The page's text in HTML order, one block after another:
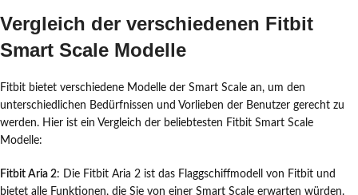
Vergleich der verschiedenen Fitbit
Smart Scale Modelle
Fitbit bietet verschiedene Modelle der Smart Scale an, um den
unterschiedlichen Bedürfnissen und Vorlieben der Benutzer gerecht zu
werden. Hier ist ein Vergleich der beliebtesten Fitbit Smart Scale
Modelle:
Fitbit Aria 2: Die Fitbit Aria 2 ist das Flaggschiffmodell von Fitbit und
bietet alle Funktionen, die Sie von einer Smart Scale erwarten würden.